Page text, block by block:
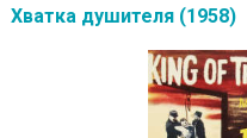
Хватка душителя (1958)